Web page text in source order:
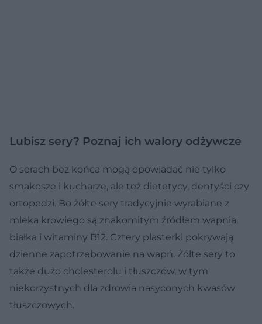
Lubisz sery? Poznaj ich walory odżywcze
O serach bez końca mogą opowiadać nie tylko
smakosze i kucharze, ale też dietetycy, dentyści czy
ortopedzi. Bo żółte sery tradycyjnie wyrabiane z
mleka krowiego są znakomitym źródłem wapnia,
białka i witaminy B12. Cztery plasterki pokrywają
dzienne zapotrzebowanie na wapń. Żółte sery to
także dużo cholesterolu i tłuszczów, w tym
niekorzystnych dla zdrowia nasyconych kwasów
tłuszczowych.